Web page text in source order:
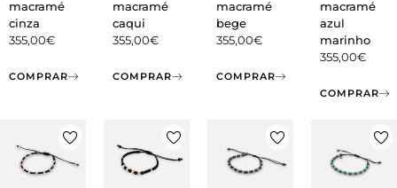
macramé
cinza
355,00€
COMPRAR
macramé
caqui
355,00€
COMPRAR
macramé
bege
355,00€
COMPRAR
macramé
azul
marinho
355,00€
COMPRAR